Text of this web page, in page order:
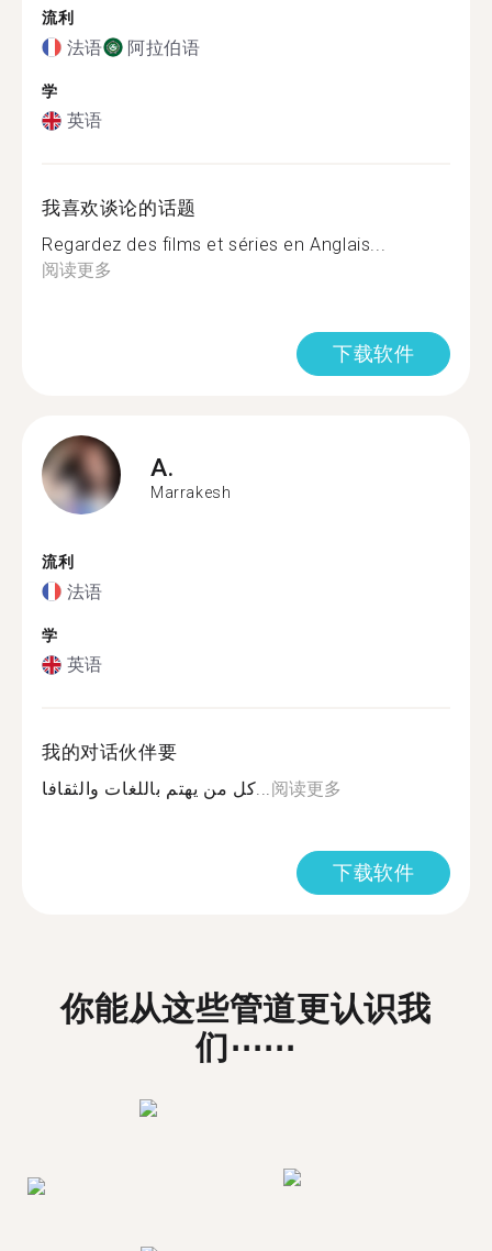
流利
法语 阿拉伯语
学
英语
我喜欢谈论的话题
Regardez des films et séries en Anglais...
阅读更多
下载软件
A.
Marrakesh
流利
法语
学
英语
我的对话伙伴要
كل من يهتم باللغات والثقافا...阅读更多
下载软件
你能从这些管道更认识我
们⋯⋯